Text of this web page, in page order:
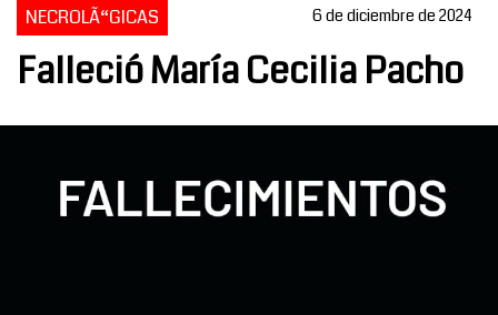
NECROLÃ“GICAS 6 de diciembre de 2024
Falleció María Cecilia Pacho